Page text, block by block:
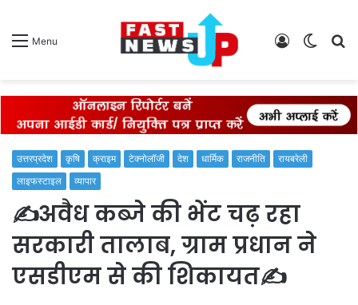
Menu
Switch
Log
उत्तरप्रदेश कृषि क्राइम टेक्नोलॉजी देश धार्मिक राजनीति
रायबरेली
लाइफस्टाइल
व्यापार
✍️अवैध कब्जे की भेंट चढ़ रहा
सरकारी तालाब, ग्राम प्रधान ने
एसडीएम से की शिकायत✍️